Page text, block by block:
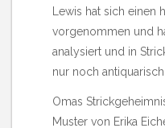
Lewis hat sich einen
vorgenommen und
analysiert und in
nur noch
Omas
Muster von Erika